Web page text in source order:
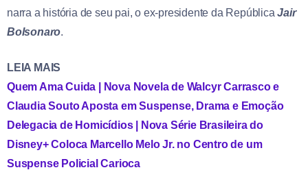
narra a história de seu pai, o ex-presidente da RepúblicaJair
Bolsonaro.
LEIA MAIS
Quem Ama Cuida | Nova Novela de Walcyr Carrasco e
Claudia Souto Aposta em Suspense, Drama e Emoção
Delegacia de Homicídios | Nova Série Brasileira do
Disney+ Coloca Marcello Melo Jr. no Centro de um
Suspense Policial Carioca